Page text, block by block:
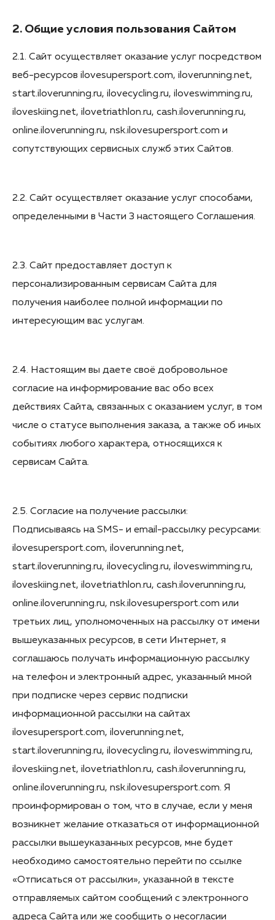
2. Общие условия пользования Сайтом
2.1. Сайт осуществляет оказание услуг посредством
веб-ресурсов ilovesupersport.com, iloverunning.net,
start.iloverunning.ru, ilovecycling.ru, iloveswimming.ru,
iloveskiing.net, ilovetriathlon.ru, cash.iloverunning.ru,
online.iloverunning.ru, nsk.ilovesupersport.com и
сопутствующих сервисных служб этих Сайтов.
2.2. Сайт осуществляет оказание услуг способами,
определенными в Части 3 настоящего Соглашения.
2.3. Сайт предоставляет доступ к
персонализированным сервисам Сайта для
получения наиболее полной информации по
интересующим вас услугам.
2.4. Настоящим вы даете своё добровольное
согласие на информирование вас обо всех
действиях Сайта, связанных с оказанием услуг, в том
числе о статусе выполнения заказа, а также об иных
событиях любого характера, относящихся к
сервисам Сайта.
2.5. Согласие на получение рассылки:
Подписываясь на SMS- и email-рассылку ресурсами:
ilovesupersport.com, iloverunning.net,
start.iloverunning.ru, ilovecycling.ru, iloveswimming.ru,
iloveskiing.net, ilovetriathlon.ru, cash.iloverunning.ru,
online.iloverunning.ru, nsk.ilovesupersport.com или
третьих лиц, уполномоченных на рассылку от имени
вышеуказанных ресурсов, в сети Интернет, я
соглашаюсь получать информационную рассылку
на телефон и электронный адрес, указанный мной
при подписке через сервис подписки
информационной рассылки на сайтах
ilovesupersport.com, iloverunning.net,
start.iloverunning.ru, ilovecycling.ru, iloveswimming.ru,
iloveskiing.net, ilovetriathlon.ru, cash.iloverunning.ru,
online.iloverunning.ru, nsk.ilovesupersport.com. Я
проинформирован о том, что в случае, если у меня
возникнет желание отказаться от информационной
рассылки вышеуказанных ресурсов, мне будет
необходимо самостоятельно перейти по ссылке
«Отписаться от рассылки», указанной в тексте
отправляемых сайтом сообщений с электронного
адреса Сайта или же сообщить о несогласии